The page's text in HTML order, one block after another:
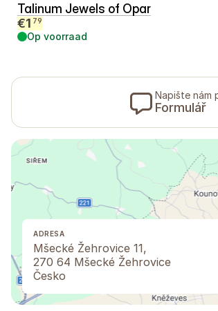
Talinum Jewels of Opar
€1 79
Op voorraad
Napište nám
Formulář
ADRESA
Mšecké Žehrovice 11,
270 64 Mšecké Žehrovice
Česko